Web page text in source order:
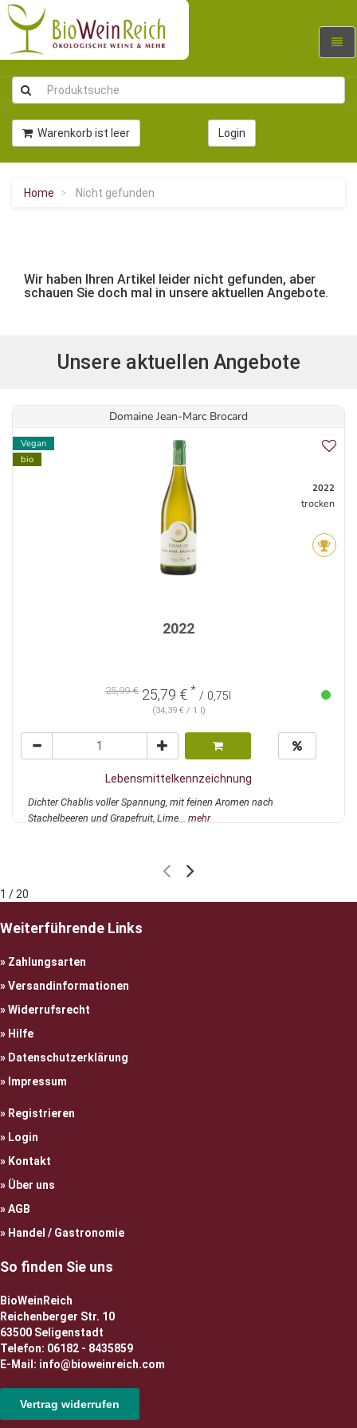
Warenkorb ist leer Login
Home Nicht gefunden
Wir haben Ihren Artikel leider nicht gefunden, aber
schauen Sie doch mal in unsere aktuellen Angebote.
Unsere aktuellen Angebote
Domaine Jean-Marc Brocard
Vegan
bio
2022
trocken
2022
25,99 € 25,79 € * / 0,75l
(34,39 € / 1 l)
Lebensmittelkennzeichnung
Dichter Chablis voller Spannung, mit feinen Aromen nach
Stachelbeeren und Grapefruit, Lime... mehr
1 / 20
Weiterführende Links
Zahlungsarten
Versandinformationen
Widerrufsrecht
Hilfe
Datenschutzerklärung
Impressum
Registrieren
Login
Kontakt
Über uns
AGB
Handel / Gastronomie
So finden Sie uns
BioWeinReich
Reichenberger Str. 10
63500 Seligenstadt
Telefon: 06182 - 8435859
E-Mail: info@bioweinreich.com
Vertrag widerrufen